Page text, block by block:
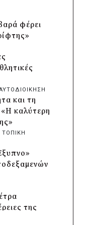
στο έλος
το
του
τη
φέρει
και τη
καλύτερη
ΤΟΠΙΚΗ
της